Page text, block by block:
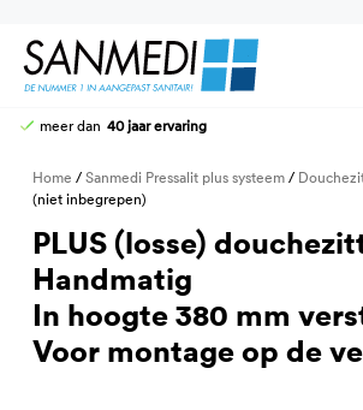
naar
HOOG-LAAG TOILETTEN
AANGEPASTE CLOSETZITTINGEN
TOILETBEUGELS
meer dan 40 jaar ervaring
Home /Sanmedi Pressalit plus systeem/
(niet inbegrepen)
PLUS (losse)
Handmatig
In hoogte 380 mm
Voor montage op de